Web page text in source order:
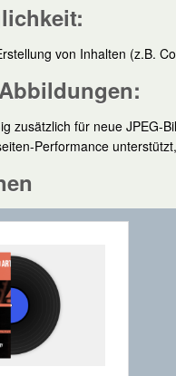
von Inhalten (z.B.
zusätzlich für neue JPEG-
Performance